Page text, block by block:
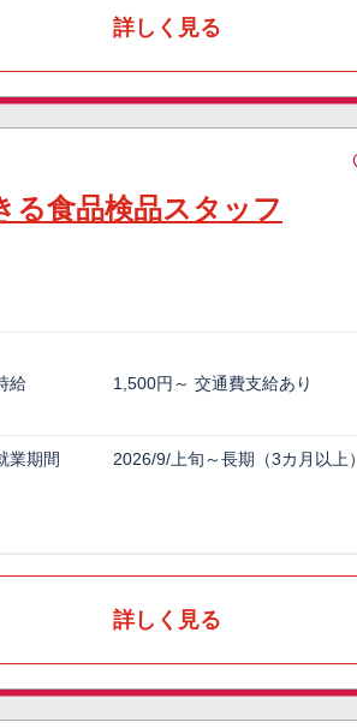
詳しく見る
る食品検品スタッフ
給 1,500円～ 交通費支給あり
業期間 2026/9/上旬～長期（3カ月以上）
詳しく見る